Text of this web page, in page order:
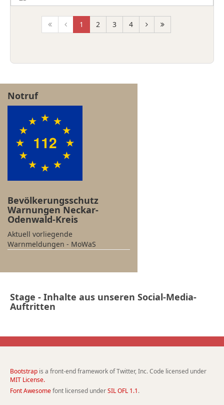
1 2 3 4
Notruf
Bevölkerungsschutz
Warnungen Neckar-
Odenwald-Kreis
Aktuell vorliegende
Warnmeldungen - MoWaS
Stage - Inhalte aus unseren Social-Media-
Auftritten
Bootstrap is a front-end framework of Twitter, Inc. Code licensed under
MIT License.
Font Awesomefont licensed underSIL OFL 1.1.